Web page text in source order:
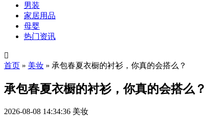
男装
家居用品
母婴
热门资讯

首页 » 美妆 » 承包春夏衣橱的衬衫，你真的会搭么？
承包春夏衣橱的衬衫，你真的会搭么？
2026-08-08 14:34:36 美妆